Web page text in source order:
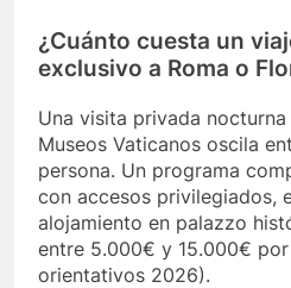
¿Cuánto cuesta un
exclusivo a Roma o
Una visita privada
Museos Vaticanos oscila
persona. Un programa
con accesos privilegiados,
alojamiento en palazzo
entre 5.000€ y 15.000€
orientativos 2026).